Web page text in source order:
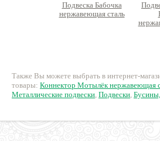
Подвеска Бабочка
нержавеющая сталь
Также Вы можете выбрать в интернет-
товары: Коннектор Мотылёк нержавеющая
Металлические подвески, Подвески,